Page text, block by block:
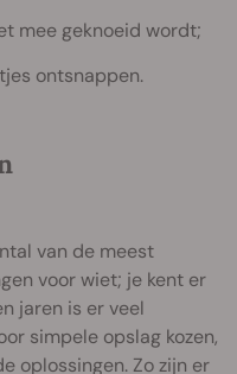
mee geknoeid wordt;
ontsnappen.
van de meest
voor wiet; je kent er
jaren is er veel
simpele opslag kozen,
oplossingen. Zo zijn er